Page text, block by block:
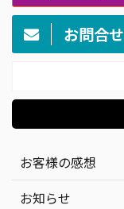
お問合せ
お客様の感想
お知らせ